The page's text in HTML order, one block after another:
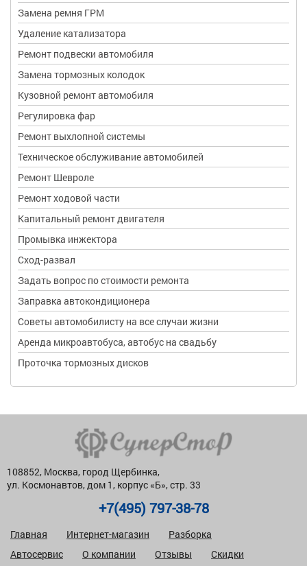
Замена ремня ГРМ
Удаление катализатора
Ремонт подвески автомобиля
Замена тормозных колодок
Кузовной ремонт автомобиля
Регулировка фар
Ремонт выхлопной системы
Техническое обслуживание автомобилей
Ремонт Шевроле
Ремонт ходовой части
Капитальный ремонт двигателя
Промывка инжектора
Сход-развал
Задать вопрос по стоимости ремонта
Заправка автокондиционера
Советы автомобилисту на все случаи жизни
Аренда микроавтобуса, автобус на свадьбу
Проточка тормозных дисков
108852, Москва, город Щербинка,
ул. Космонавтов, дом 1, корпус «Б», стр. 33
+7(495) 797-38-78
Главная Интернет-магазин
Разборка
Автосервис
О компании Отзывы Скидки